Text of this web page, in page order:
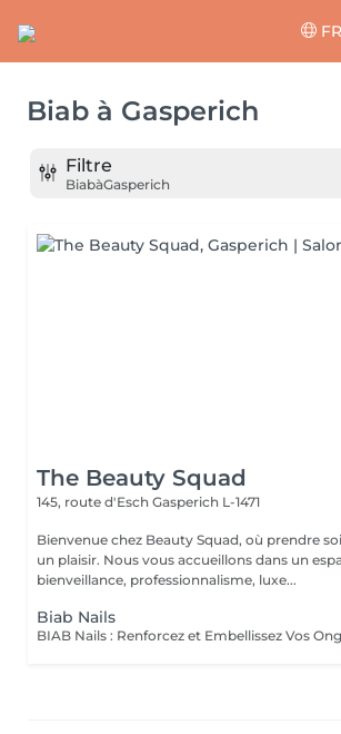
Biab à Gasperich
Filtre
BiabàGasperich
The Beauty Squad
145, route d'Esch Gasperich L-1471
Bienvenue chez Beauty Squad, où prendre
un plaisir. Nous vous accueillons dans un
bienveillance, professionnalisme, luxe...
Biab Nails